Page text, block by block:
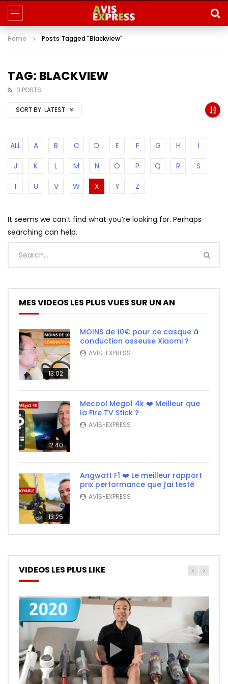
Home Posts Tagged "Blackview"
TAG: BLACKVIEW
0 POSTS
SORT BY: LATEST
ALL A B C D E F G H
I
J
K L M N O P Q R
S
T
U V W X Y Z
It seems we can’t find what you’re looking for. Perhaps
searching can help.
MES VIDEOS LES PLUS VUES SUR UN AN
13:02
MOINS de 10€ pour ce casque à
conduction osseuse Xiaomi ?
AVIS-EXPRESS
12:40
Mecool Mego1 4k ❤️ Meilleur que
la Fire TV Stick ?
AVIS-EXPRESS
13:25
Angwatt F1 ❤️ Le meilleur rapport
prix performance que j’ai testé
AVIS-EXPRESS
VIDEOS LES PLUS LIKE